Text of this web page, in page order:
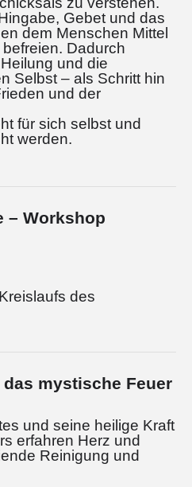
Gebet und das
dem Menschen Mittel
Dadurch
und die
Selbst – als Schritt hin
und der
für sich selbst und
werden.
– Workshop
des
das mystische Feuer
und seine heilige Kraft
erfahren Herz und
Reinigung und